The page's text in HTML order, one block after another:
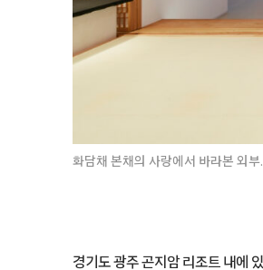
화담채 본채의 사랑에서 바라본 외
경기도 광주 곤지암 리조트 내에